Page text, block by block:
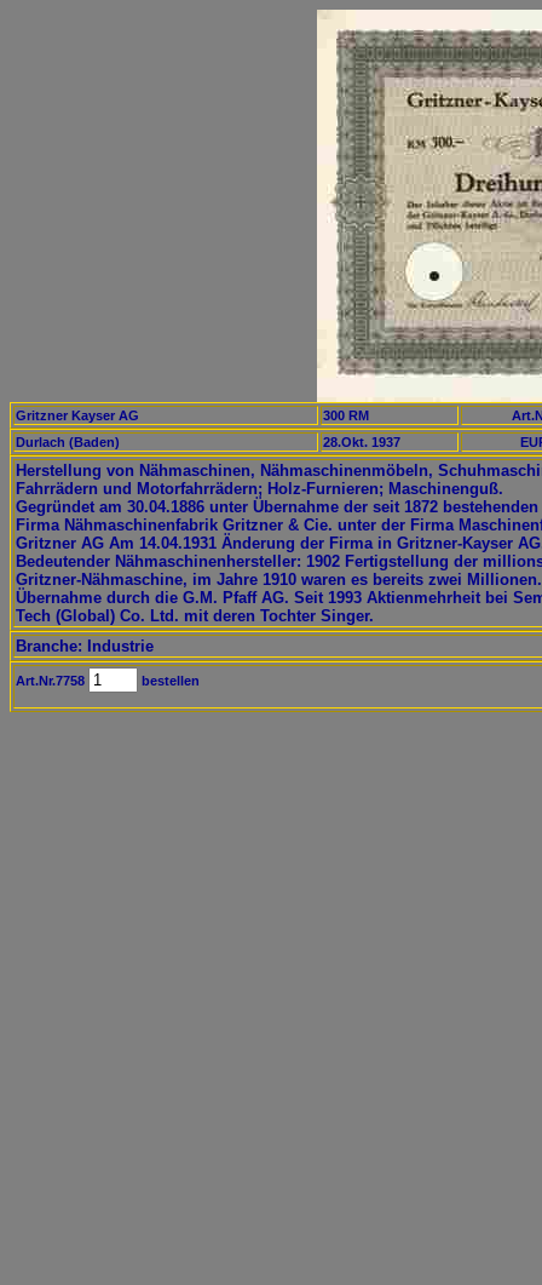
Gritzner Kayser AG 300 RM
Durlach (Baden)
28.Okt. 1937
Herstellung von Nähmaschinen, Nähmaschinenmöbeln,
Fahrrädern und Motorfahrrädern; Holz-Furnieren; Maschinenguß.
Gegründet am 30.04.1886 unter Übernahme der seit 1872 bestehenden
Firma Nähmaschinenfabrik Gritzner & Cie. unter der Firma
Gritzner AG Am 14.04.1931 Änderung der Firma in Gritzner-Kayser
Bedeutender Nähmaschinenhersteller: 1902 Fertigstellung der
Gritzner-Nähmaschine, im Jahre 1910 waren es bereits zwei
Übernahme durch die G.M. Pfaff AG. Seit 1993 Aktienmehrheit bei
Tech (Global) Co. Ltd. mit deren Tochter Singer.
Branche: Industrie
Art.Nr.7758 bestellen